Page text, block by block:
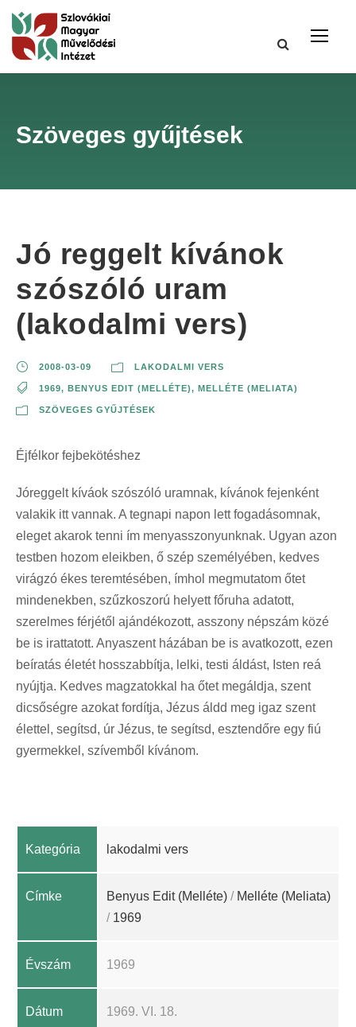
Szöveges gyűjtések
Jó reggelt kívánok
szószóló uram
(lakodalmi vers)
2008-03-09 LAKODALMI VERS
1969, BENYUS EDIT (MELLÉTE), MELLÉTE (MELIATA)
SZÖVEGES GYŰJTÉSEK
Éjfélkor fejbekötéshez
Jóreggelt kíváok szószóló uramnak, kívánok fejenként
valakik itt vannak. A tegnapi napon lett fogadásomnak,
eleget akarok tenni ím menyasszonyunknak. Ugyan azon
testben hozom eleikben, ő szép személyében, kedves
virágzó ékes teremtésében, ímhol megmutatom őtet
mindenekben, szűzkoszorú helyett főruha adatott,
szerelmes férjétől ajándékozott, asszony népszám közé
be is irattatott. Anyaszent házában be is avatkozott, ezen
beíratás életét hosszabbítja, lelki, testi áldást, Isten reá
nyújtja. Kedves magzatokkal ha őtet megáldja, szent
dicsőségre azokat fordítja, Jézus áldd meg igaz szent
élettel, segítsd, úr Jézus, te segítsd, esztendőre egy fiú
gyermekkel, szívemből kívánom.
Kategória lakodalmi vers
Címke Benyus Edit (Melléte) / Melléte (Meliata)
/ 1969
Évszám 1969
Dátum 1969. VI. 18.